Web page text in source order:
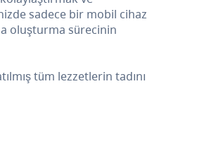
sadece bir mobil cihaz
oluşturma sürecinin
tüm lezzetlerin tadını